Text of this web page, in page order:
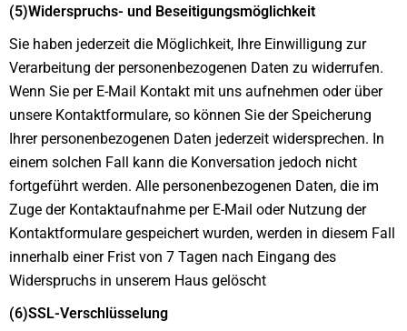
(5)Widerspruchs- und Beseitigungsmöglichkeit
Sie haben jederzeit die Möglichkeit, Ihre Einwilligung zur
Verarbeitung der personenbezogenen Daten zu widerrufen.
Wenn Sie per E-Mail Kontakt mit uns aufnehmen oder über
unsere Kontaktformulare, so können Sie der Speicherung
Ihrer personenbezogenen Daten jederzeit widersprechen. In
einem solchen Fall kann die Konversation jedoch nicht
fortgeführt werden. Alle personenbezogenen Daten, die im
Zuge der Kontaktaufnahme per E-Mail oder Nutzung der
Kontaktformulare gespeichert wurden, werden in diesem Fall
innerhalb einer Frist von 7 Tagen nach Eingang des
Widerspruchs in unserem Haus gelöscht
(6)SSL-Verschlüsselung